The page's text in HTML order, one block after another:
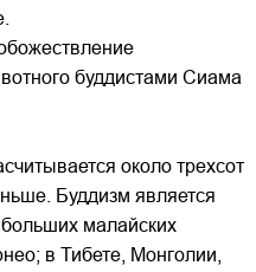
буддистами Сиама
около трехсот
Буддизм является
малайских
в Тибете, Монголии,